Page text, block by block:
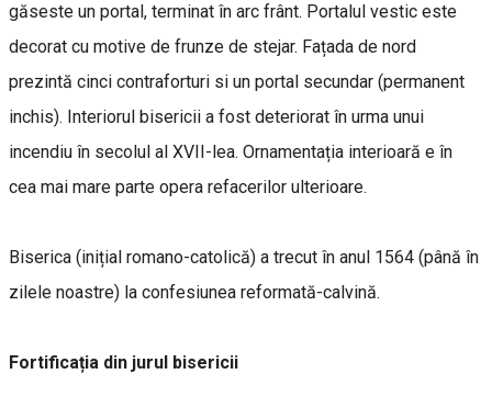
găseste un portal, terminat în arc frânt. Portalul vestic este
decorat cu motive de frunze de stejar. Fațada de nord
prezintă cinci contraforturi si un portal secundar (permanent
inchis). Interiorul bisericii a fost deteriorat în urma unui
incendiu în secolul al XVII-lea. Ornamentația interioară e în
cea mai mare parte opera refacerilor ulterioare.
Biserica (inițial romano-catolică) a trecut în anul 1564 (până în
zilele noastre) la confesiunea reformată-calvină.
Fortificația din jurul bisericii